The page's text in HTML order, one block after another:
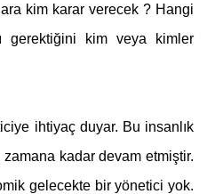
kim karar verecek ? Hangi
gerektiğini kim veya kimler
ihtiyaç duyar. Bu insanlık
zamana kadar devam etmiştir.
gelecekte bir yönetici yok.